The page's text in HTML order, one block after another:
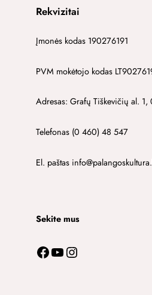
Rekvizitai
Įmonės kodas 190276191
PVM mokėtojo kodas
Adresas: Grafų Tiškevičių al. 1,
Telefonas (0 460) 48 547
El. paštas
Sekite mus
Facebook YouTube Instagram